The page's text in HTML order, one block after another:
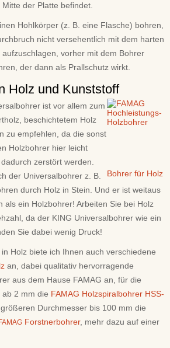
der Platte befindet.
Hohlkörper (z. B. eine Flasche) bohren,
nicht versehentlich mit dem harten
vorher mit dem Bohrer
der dann als Prallschutz wirkt.
Holz und Kunststoff
Bohrer für Holz
ist vor allem zum
beschichtetem Holz
zu empfehlen, da die sonst
Holzbohrer hier leicht
zerstört werden.
der Universalbohrer z. B.
durch Holz in Stein. Und er ist weitaus
als ein Holzbohrer! Arbeiten Sie bei Holz
da der KING Universalbohrer wie ein
Sie dabei wenig Druck!
Holz biete ich Ihnen auch verschiedene
an, dabei qualitativ hervorragende
aus dem Hause FAMAG an, für die
2 mm die FAMAG Holzspiralbohrer HSS-
Durchmesser bis 100 mm die
Forstnerbohrer, mehr dazu auf einer